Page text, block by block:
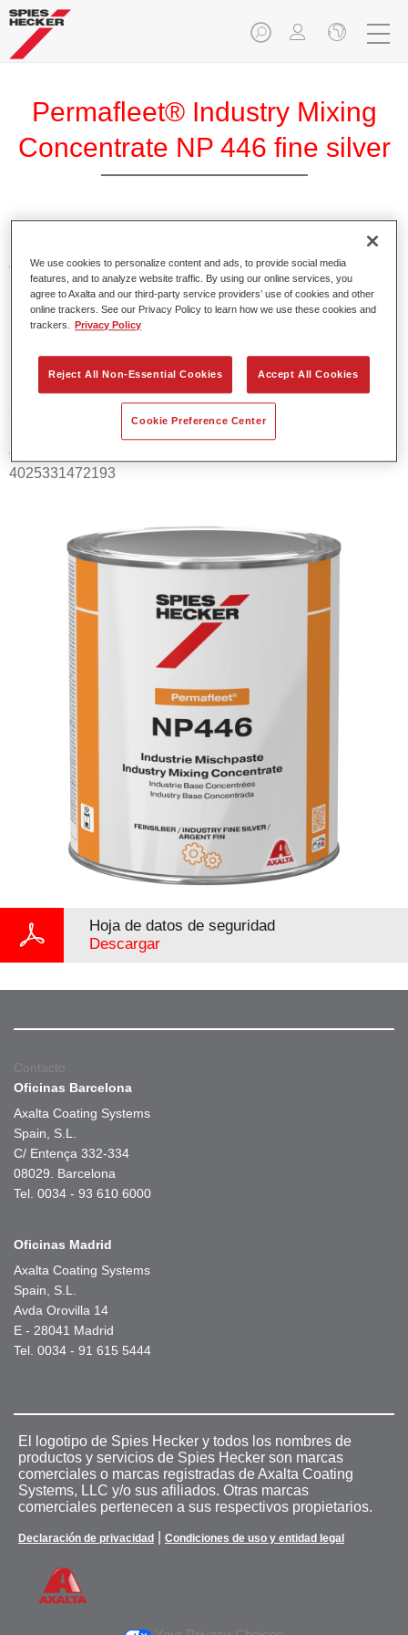
Permafleet® Industry Mixing
Concentrate NP 446 fine silver
Características del producto
Product Variant
Referencia del artículo
35004460
Código del material
4025331472193
Hoja de datos de seguridad
Descargar
Contacto
Oficinas Barcelona
Axalta Coating Systems
Spain, S.L.
C/ Entença 332-334
08029. Barcelona
Tel. 0034 - 93 610 6000
Oficinas Madrid
Axalta Coating Systems
Spain, S.L.
Avda Orovilla 14
E - 28041 Madrid
Tel. 0034 - 91 615 5444
El logotipo de Spies Hecker y todos los nombres de
productos y servicios de Spies Hecker son marcas
comerciales o marcas registradas de Axalta Coating
Systems, LLC y/o sus afiliados. Otras marcas
comerciales pertenecen a sus respectivos propietarios.
Declaración de privacidad Condiciones de uso y entidad legal
We use cookies to personalize content and ads, to provide social media
features, and to analyze website traffic. By using our online services, you
agree to Axalta and our third-party service providers’ use of cookies and other
online trackers. See our Privacy Policy to learn how we use these cookies and
trackers.
Privacy Policy
Reject All Non-Essential Cookies Accept All Cookies
Cookie Preference Center